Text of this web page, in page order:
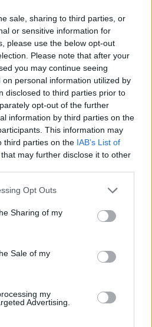
sale, sharing to third parties, or
or sensitive information for
please use the below opt-out
Please note that after your
you may continue seeing
personal information utilized by
disclosed to third parties prior to
opt-out of the further
information by third parties on the
This information may
third parties on the IAB’s List of
that may further disclose it to other
app uses one or more Google
behaviour. You may click to
and its third-party tags to
purposes in below Google
Opt Outs
Sharing of my
Sale of my
my
Advertising.
de Primavara